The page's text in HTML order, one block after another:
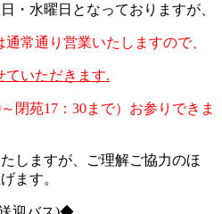
・水曜日となっておりますが、
常通り営業いたしますので、
ていただきます.
閉苑17：30まで）お参りできま
しますが、ご理解ご協力のほ
ます。